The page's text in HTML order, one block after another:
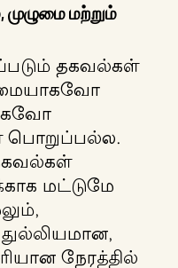
முழுமை மற்றும்
தகவல்கள்
பொறுப்பல்ல.
மட்டுமே
நேரத்தில்